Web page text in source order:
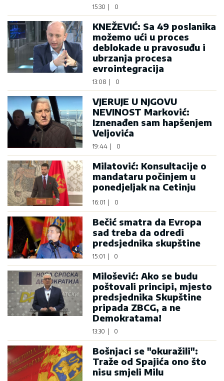
15:30 0
KNEŽEVIĆ: Sa 49 poslanika
možemo ući u proces
deblokade u pravosuđu i
ubrzanja procesa
evrointegracija
13:08 0
VJERUJE U NJGOVU
NEVINOST Marković:
Iznenađen sam hapšenjem
Veljovića
19:44 0
Milatović: Konsultacije o
mandataru počinjem u
ponedjeljak na Cetinju
16:01 0
Bečić smatra da Evropa
sad treba da odredi
predsjednika skupštine
15:01 0
Milošević: Ako se budu
poštovali principi, mjesto
predsjednika Skupštine
pripada ZBCG, a ne
Demokratama!
13:30 0
Bošnjaci se "okuražili":
Traže od Spajića ono što
nisu smjeli Milu